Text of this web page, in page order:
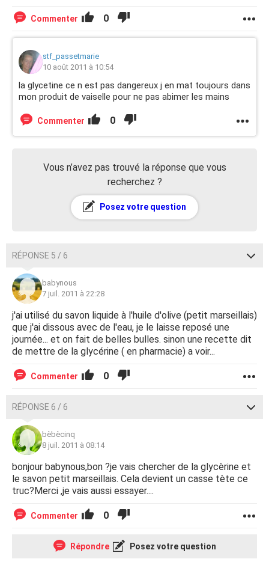
Commenter 0
stf_passetmarie
10 août 2011 à 10:54
la glycetine ce n est pas dangereux j en mat toujours dans
mon produit de vaiselle pour ne pas abimer les mains
Commenter 0
Vous n’avez pas trouvé la réponse que vous
recherchez ?
Posez votre question
RÉPONSE 5 / 6
babynous
7 juil. 2011 à 22:28
j'ai utilisé du savon liquide à l'huile d'olive (petit marseillais)
que j'ai dissous avec de l'eau, je le laisse reposé une
journée... et on fait de belles bulles. sinon une recette dit
de mettre de la glycérine ( en pharmacie) a voir...
Commenter 0
RÉPONSE 6 / 6
bèbècinq
8 juil. 2011 à 08:14
bonjour babynous,bon ?je vais chercher de la glycèrine et
le savon petit marseillais. Cela devient un casse tète ce
truc?Merci ,je vais aussi essayer....
Commenter 0
Répondre Posez votre question